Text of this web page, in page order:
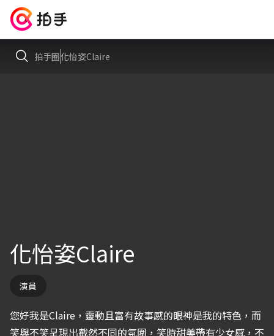
拍手圈化怡姿Claire
化怡姿Claire
演員
您好我是Claire，靈動且富有故事感的眼神是我的特色，而
笑與不笑呈現出截然不同的氛圍，笑時甜美帶有少女感，不